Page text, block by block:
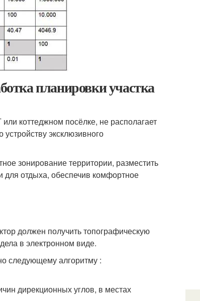
планировки участка
коттеджном посёлке, не располагает
эксклюзивного
зонирование территории, разместить
отдыха, обеспечив комфортное
должен получить топографическую
в электронном виде.
следующему алгоритму :
дирекционных углов, в местах